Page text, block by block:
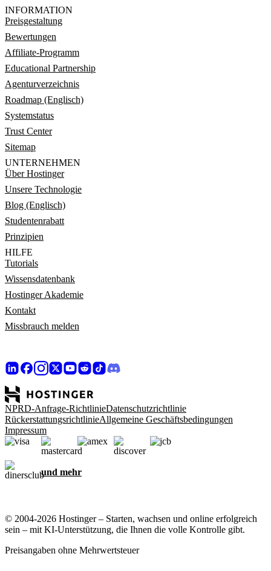
INFORMATION
Preisgestaltung
Bewertungen
Affiliate-Programm
Educational Partnership
Agenturverzeichnis
Roadmap (Englisch)
Systemstatus
Trust Center
Sitemap
UNTERNEHMEN
Über Hostinger
Unsere Technologie
Blog (Englisch)
Studentenrabatt
Prinzipien
HILFE
Tutorials
Wissensdatenbank
Hostinger Akademie
Kontakt
Missbrauch melden
NPRD-Anfrage-RichtlinieDatenschutzrichtlinie
RückerstattungsrichtlinieAllgemeine Geschäftsbedingungen
Impressum
und mehr
© 2004-2026 Hostinger – Starten, wachsen und online erfolgreich
sein – mit KI-Unterstützung, die Ihnen die volle Kontrolle gibt.
Preisangaben ohne Mehrwertsteuer